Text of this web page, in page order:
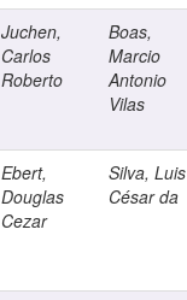
Juchen,
Carlos
Roberto
Boas,
Marcio
Antonio
Vilas
Ebert,
Douglas
Cezar
Silva, Luis
César da